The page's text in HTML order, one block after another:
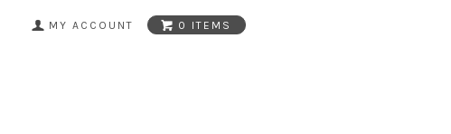
MY ACCOUNT 0 ITEMS